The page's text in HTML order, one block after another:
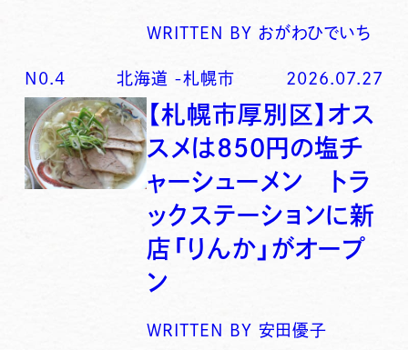
WRITTEN BY おがわひでいち
N0.4 北海道 -札幌市 2026.07.27
【札幌市厚別区】オス
スメは850円の塩チ
ャーシューメン トラ
ックステーションに新
店「りんか」がオープ
ン
WRITTEN BY 安田優子